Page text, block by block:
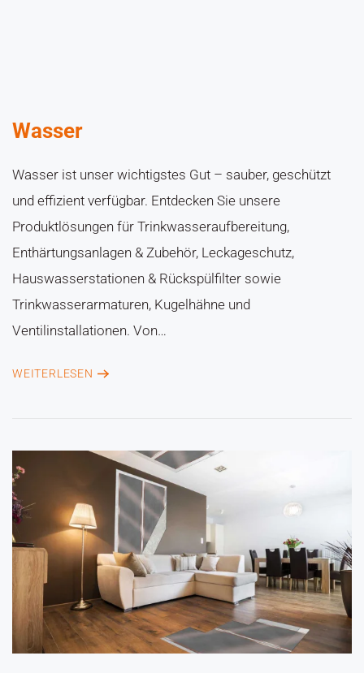
Wasser
Wasser ist unser wichtigstes Gut – sauber, geschützt
und effizient verfügbar. Entdecken Sie unsere
Produktlösungen für Trinkwasseraufbereitung,
Enthärtungsanlagen & Zubehör, Leckageschutz,
Hauswasserstationen & Rückspülfilter sowie
Trinkwasserarmaturen, Kugelhähne und
Ventilinstallationen. Von…
WEITERLESEN